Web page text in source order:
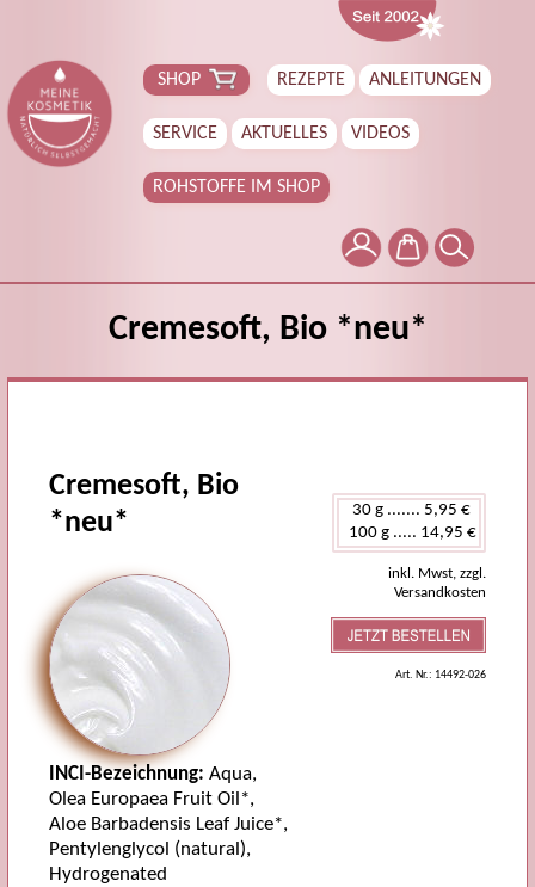
SHOP REZEPTE ANLEITUNGEN
SERVICE AKTUELLES VIDEOS
ROHSTOFFE IM SHOP
Cremesoft, Bio *neu*
Cremesoft, Bio
*neu*
INCI-Bezeichnung: Aqua,
Olea Europaea Fruit Oil*,
Aloe Barbadensis Leaf Juice*,
Pentylenglycol (natural),
Hydrogenated
inkl. Mwst, zzgl.
Versandkosten
Art. Nr.: 14492-026